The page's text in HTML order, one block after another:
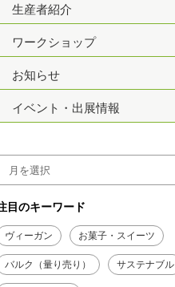
生産者紹介
ワークショップ
お知らせ
イベント・出展情報
目のキーワード
ヴィーガン お菓子・スイーツ
バルク（量り売り） サステナブル